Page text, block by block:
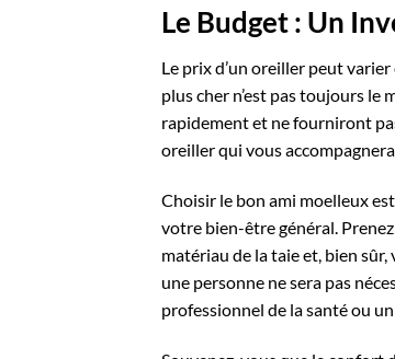
Le Budget : Un
Le prix d’un oreiller peut
plus cher n’est pas toujours
rapidement et ne fourniront
oreiller qui vous
Choisir le bon ami moelleux
votre bien-être général.
matériau de la taie et, bien
une personne ne sera pas
professionnel de la santé ou